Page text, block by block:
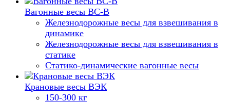
Вагонные весы ВС-В
Железнодорожные весы для взвешивания в
динамике
Железнодорожные весы для взвешивания в
статике
Статико-динамические вагонные весы
Крановые весы ВЭК
150-300 кг